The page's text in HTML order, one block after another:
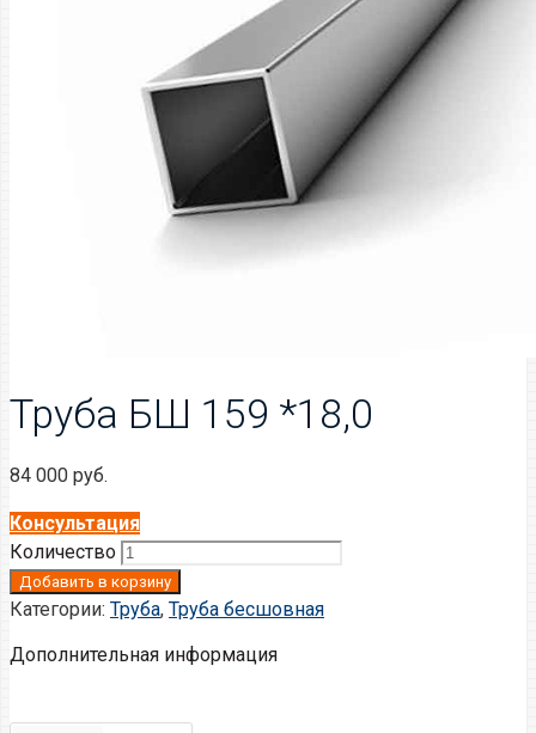
Труба БШ 159 *18,0
84 000 руб.
Консультация
Количество
Добавить в корзину
Категории: Труба, Труба бесшовная
Дополнительная информация